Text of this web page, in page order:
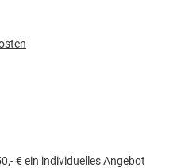
€ ein individuelles Angebot